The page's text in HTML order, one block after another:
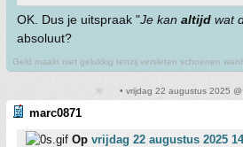
OK. Dus je uitspraak "Je kan altijd wat
absoluut?
Geld maakt niet gelukkig tenzij versleten schoenen
• vrijdag 22 augustus 2025
marc0871
Op vrijdag 22 augustus 2025